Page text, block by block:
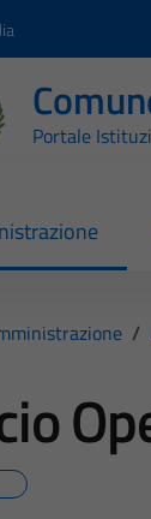
Portale
/